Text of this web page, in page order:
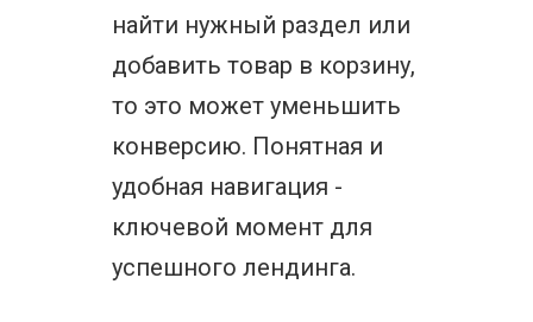
найти нужный раздел или
добавить товар в корзину,
то это может уменьшить
конверсию. Понятная и
удобная навигация -
ключевой момент для
успешного лендинга.